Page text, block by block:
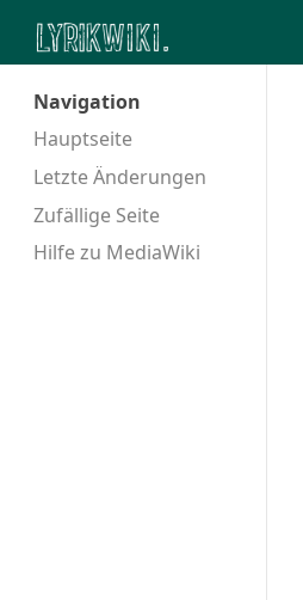
Navigation
Hauptseite
Letzte Änderungen
Zufällige Seite
Hilfe zu MediaWiki